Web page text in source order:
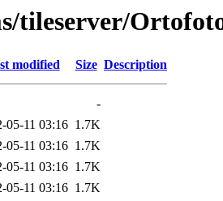
tileserver/
modified Size Description
-
05-11 03:16 1.7K
05-11 03:16 1.7K
05-11 03:16 1.7K
05-11 03:16 1.7K